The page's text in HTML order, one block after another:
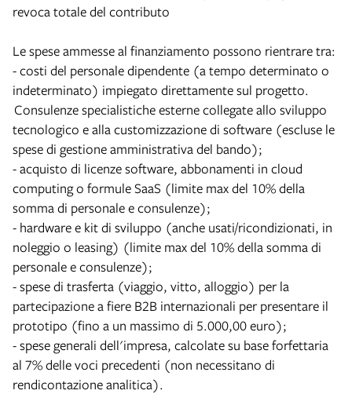
revoca totale del contributo
Le spese ammesse al finanziamento possono rientrare tra:
- costi del personale dipendente (a tempo determinato o
indeterminato) impiegato direttamente sul progetto.
Consulenze specialistiche esterne collegate allo sviluppo
tecnologico e alla customizzazione di software (escluse le
spese di gestione amministrativa del bando);
- acquisto di licenze software, abbonamenti in cloud
computing o formule SaaS (limite max del 10% della
somma di personale e consulenze);
- hardware e kit di sviluppo (anche usati/ricondizionati, in
noleggio o leasing) (limite max del 10% della somma di
personale e consulenze);
- spese di trasferta (viaggio, vitto, alloggio) per la
partecipazione a fiere B2B internazionali per presentare il
prototipo (fino a un massimo di 5.000,00 euro);
- spese generali dell'impresa, calcolate su base forfettaria
al 7% delle voci precedenti (non necessitano di
rendicontazione analitica).